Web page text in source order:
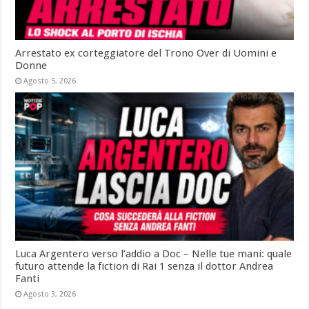
Arrestato ex corteggiatore del Trono Over di Uomini e
Donne
Agosto 5, 2026
Luca Argentero verso l’addio a Doc – Nelle tue mani: quale
futuro attende la fiction di Rai 1 senza il dottor Andrea
Fanti
Agosto 3, 2026